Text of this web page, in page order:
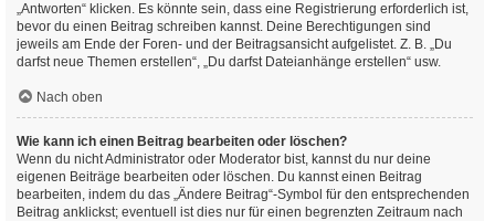
„Antworten“ klicken. Es könnte sein, dass eine Registrierung erforderlich ist,
bevor du einen Beitrag schreiben kannst. Deine Berechtigungen sind
jeweils am Ende der Foren- und der Beitragsansicht aufgelistet. Z. B. „Du
darfst neue Themen erstellen“, „Du darfst Dateianhänge erstellen“ usw.
Nach oben
Wie kann ich einen Beitrag bearbeiten oder löschen?
Wenn du nicht Administrator oder Moderator bist, kannst du nur deine
eigenen Beiträge bearbeiten oder löschen. Du kannst einen Beitrag
bearbeiten, indem du das „Ändere Beitrag“-Symbol für den entsprechenden
Beitrag anklickst; eventuell ist dies nur für einen begrenzten Zeitraum nach